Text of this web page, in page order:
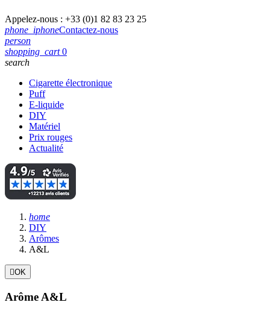
Appelez-nous : +33 (0)1 82 83 23 25
phone_iphoneContactez-nous
person
shopping_cart 0
search
Cigarette électronique
Puff
E-liquide
DIY
Matériel
Prix rouges
Actualité
home
DIY
Arômes
A&L
Filtres:
Effacer les filtres
Classification aromatique
OK
Arôme A&L